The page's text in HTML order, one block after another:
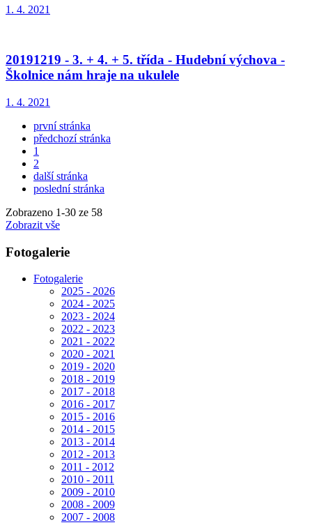
1. 4. 2021
20191219 - 3. + 4. + 5. třída - Hudební výchova -
Školnice nám hraje na ukulele
1. 4. 2021
první stránka
předchozí stránka
1
2
další stránka
poslední stránka
Zobrazeno 1-30 ze 58
Zobrazit vše
Fotogalerie
Fotogalerie
2025 - 2026
2024 - 2025
2023 - 2024
2022 - 2023
2021 - 2022
2020 - 2021
2019 - 2020
2018 - 2019
2017 - 2018
2016 - 2017
2015 - 2016
2014 - 2015
2013 - 2014
2012 - 2013
2011 - 2012
2010 - 2011
2009 - 2010
2008 - 2009
2007 - 2008